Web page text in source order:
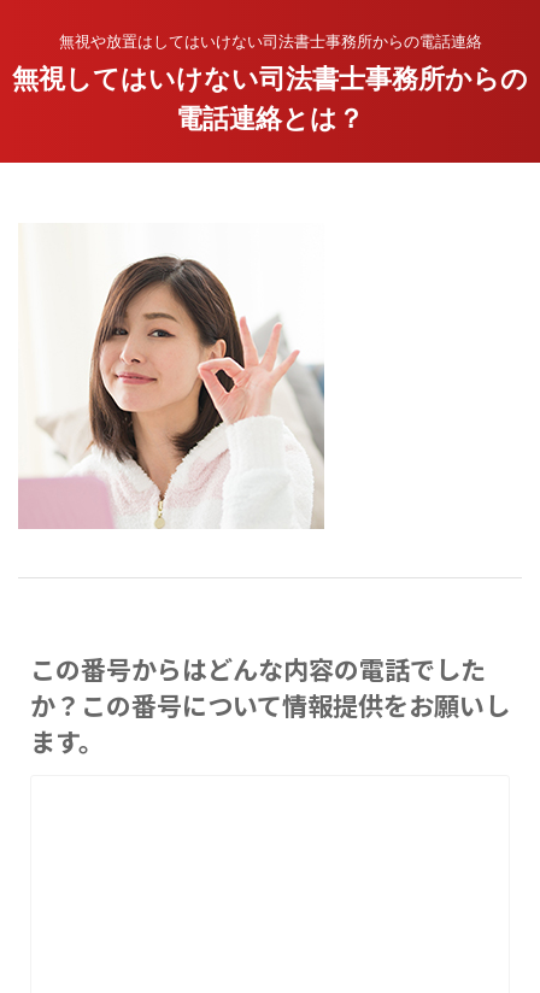
無視や放置はしてはいけない司法書士事務所からの電話連絡
無視してはいけない司法書士事務所からの
電話連絡とは？
この番号からはどんな内容の電話でした
か？この番号について情報提供をお願いし
ます。